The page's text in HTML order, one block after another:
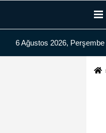
6 Ağustos 2026, Perşembe